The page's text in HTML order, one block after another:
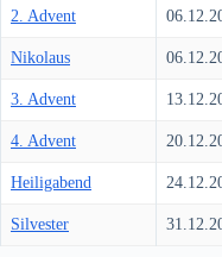
2. Advent
Nikolaus
3. Advent
4. Advent
Heiligabend
Silvester